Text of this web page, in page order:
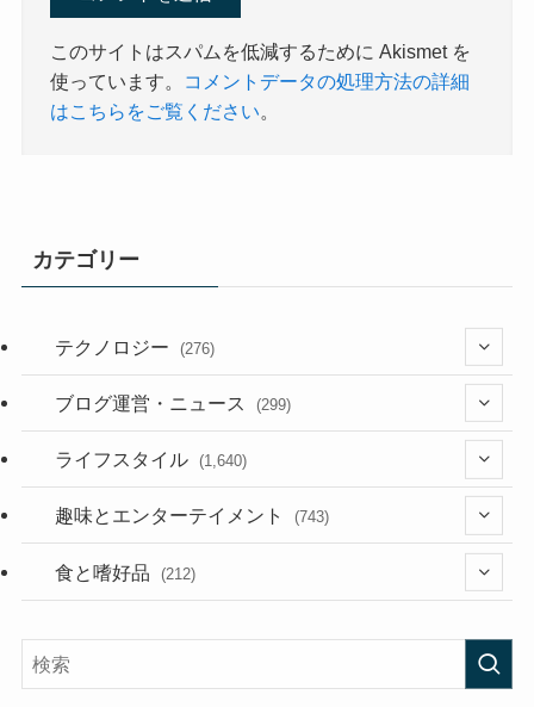
このサイトはスパムを低減するために Akismet を
使っています。
コメントデータの処理方法の詳細
はこちらをご覧ください。
カテゴリー
テクノロジー (276)
(36)
(187)
ブログ運営・ニュース (299)
(118)
(181)
ライフスタイル (1,640)
(395)
(282)
趣味とエンターテイメント (743)
(56)
食と嗜好品 (212)